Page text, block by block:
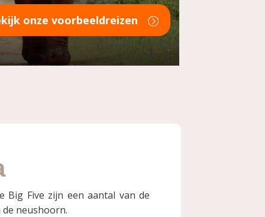
onze voorbeeldreizen
Big Five zijn een aantal van de
neushoorn.